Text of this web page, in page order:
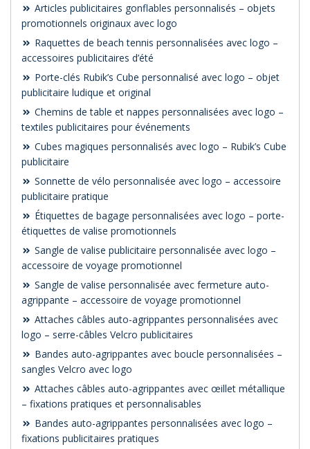
Articles publicitaires gonflables personnalisés – objets
promotionnels originaux avec logo
Raquettes de beach tennis personnalisées avec logo –
accessoires publicitaires d’été
Porte-clés Rubik’s Cube personnalisé avec logo – objet
publicitaire ludique et original
Chemins de table et nappes personnalisées avec logo –
textiles publicitaires pour événements
Cubes magiques personnalisés avec logo – Rubik’s Cube
publicitaire
Sonnette de vélo personnalisée avec logo – accessoire
publicitaire pratique
Étiquettes de bagage personnalisées avec logo – porte-
étiquettes de valise promotionnels
Sangle de valise publicitaire personnalisée avec logo –
accessoire de voyage promotionnel
Sangle de valise personnalisée avec fermeture auto-
agrippante – accessoire de voyage promotionnel
Attaches câbles auto-agrippantes personnalisées avec
logo – serre-câbles Velcro publicitaires
Bandes auto-agrippantes avec boucle personnalisées –
sangles Velcro avec logo
Attaches câbles auto-agrippantes avec œillet métallique
– fixations pratiques et personnalisables
Bandes auto-agrippantes personnalisées avec logo –
fixations publicitaires pratiques